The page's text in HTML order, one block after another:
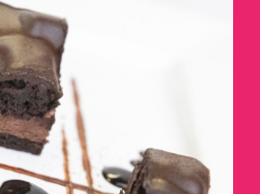
DU SIROP DE
DÉTAILS